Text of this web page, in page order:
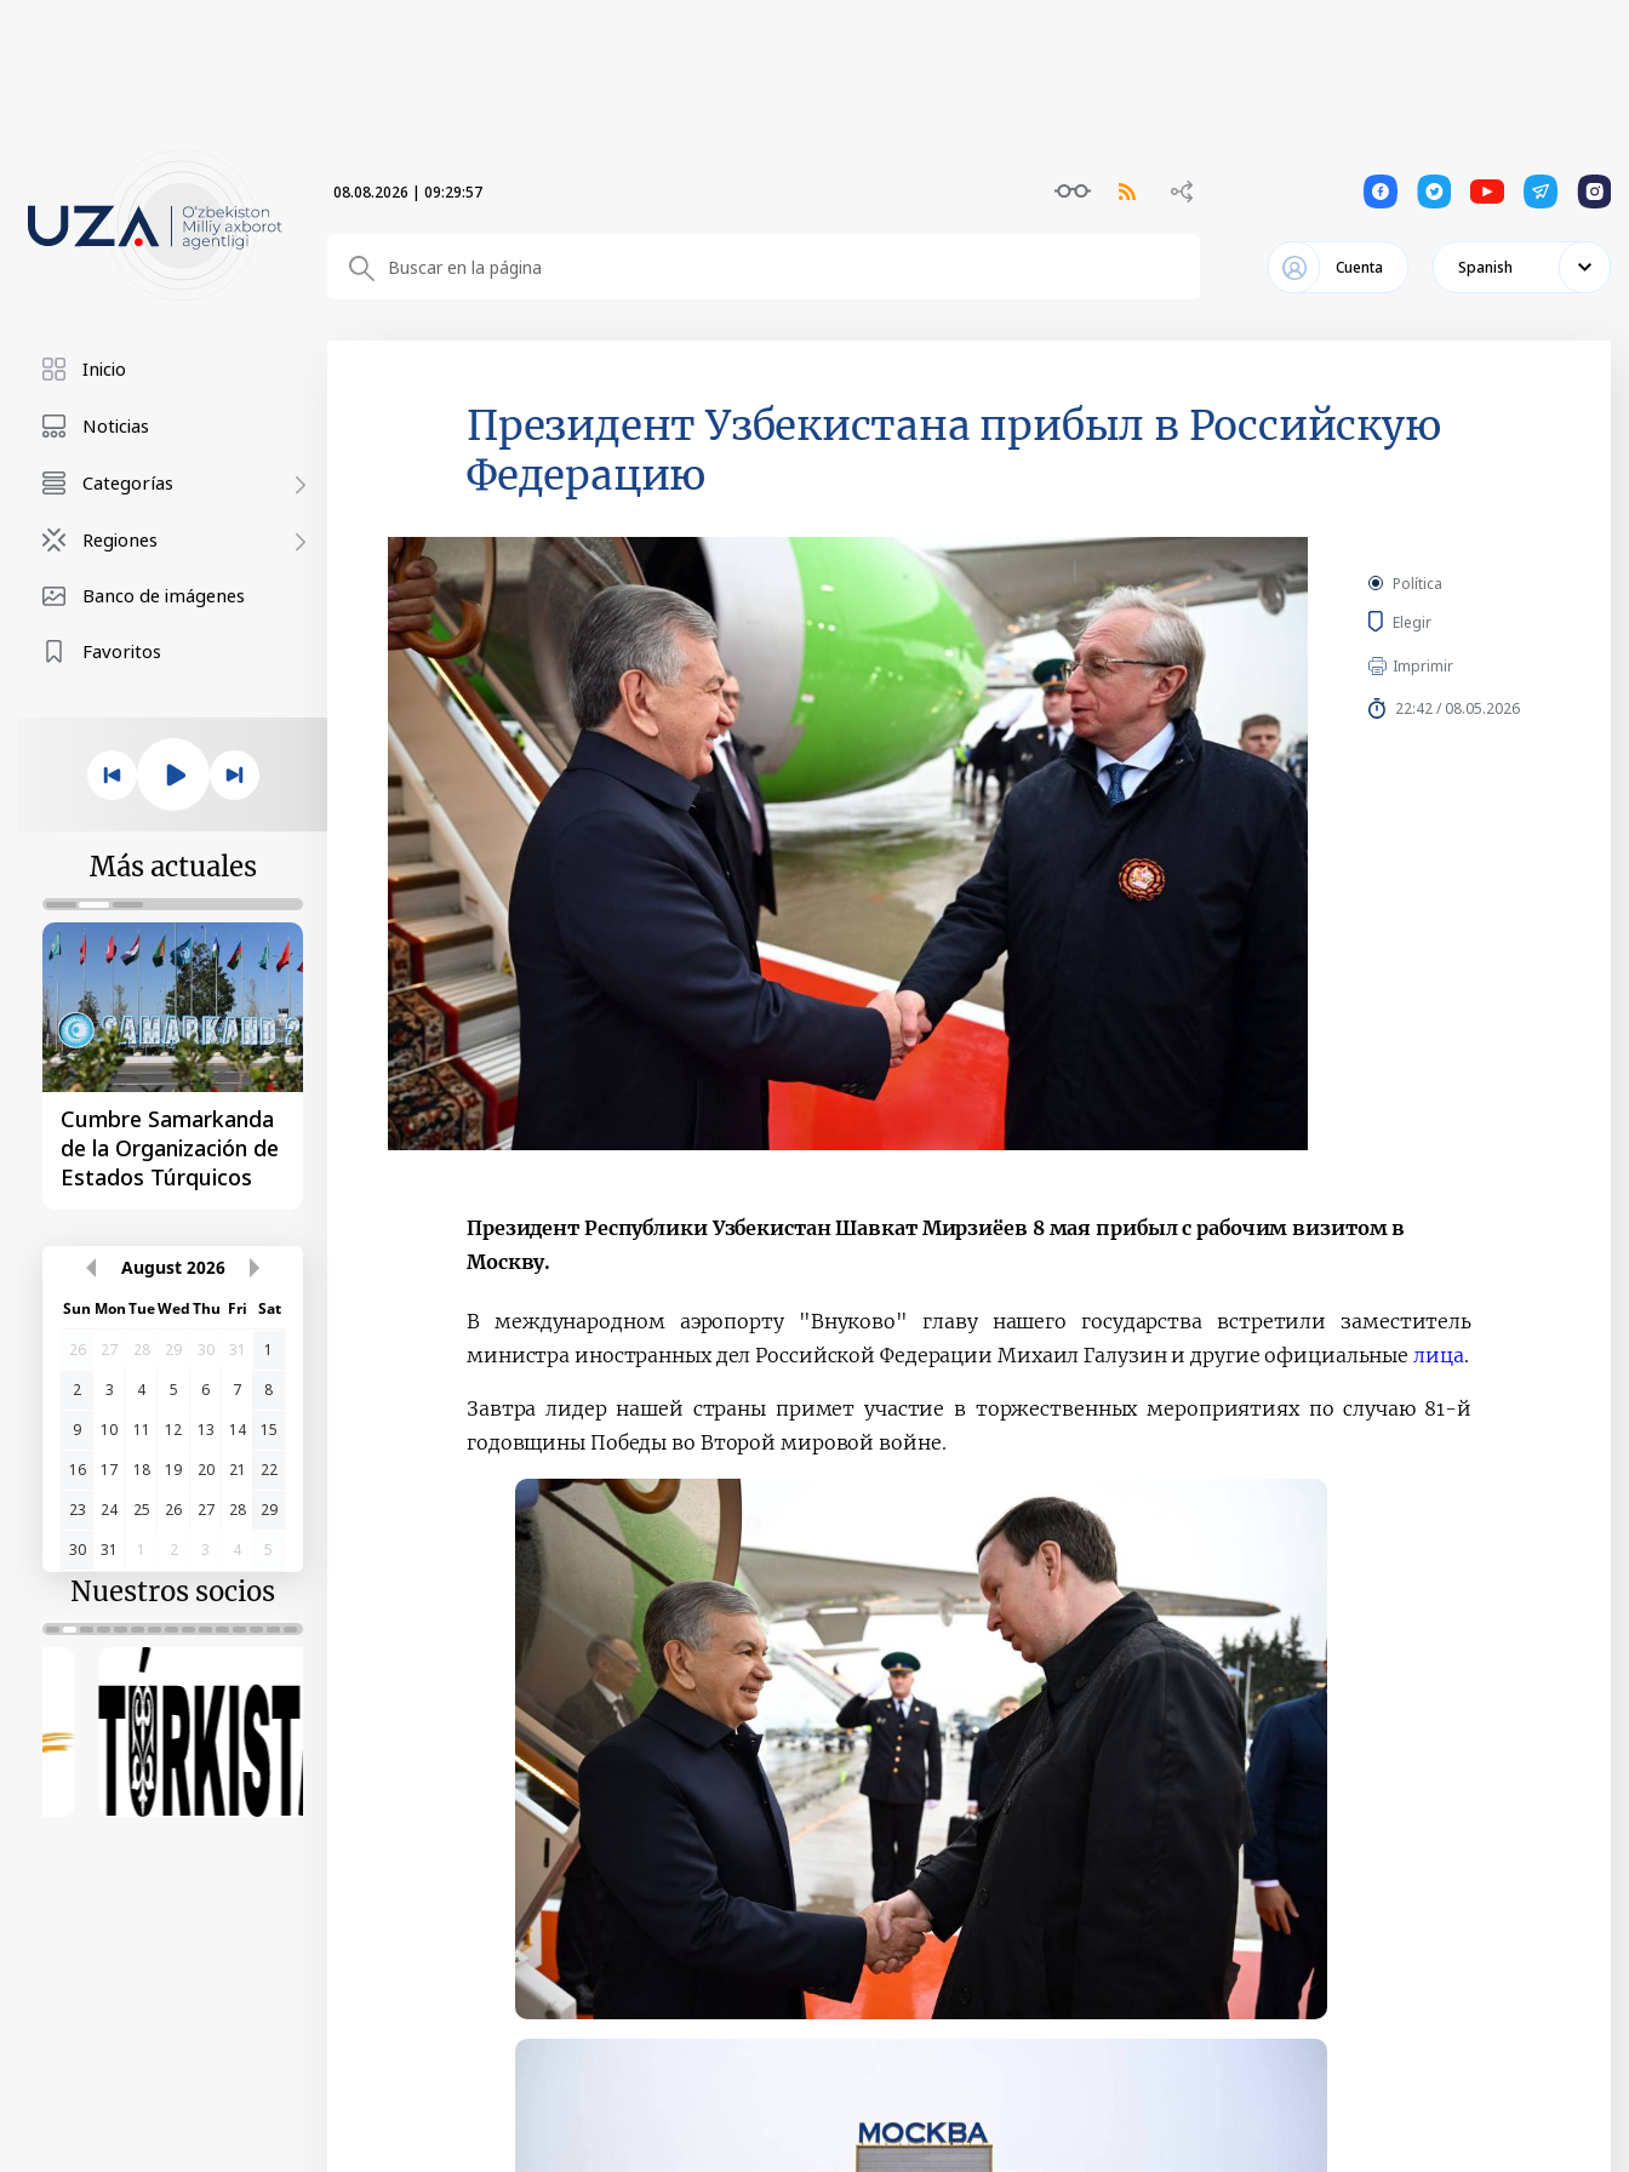
08.08.2026 | 09:29:58 1 1 1 1 1
Cuenta Spanish
Inicio
Noticias
Categorías
Regiones
Banco de imágenes
Favoritos
Más actuales
Cumbre Samarkanda
de la Organización de
Estados Túrquicos
La primera Cumbre
"Asia Central - China"
August 2026
Sun MonTueWedThu Fri Sat
26
27 28 29 30 31
1
2
3 4 5 6 7
8
9
10 11 12 13 14
15
16
17 18 19 20 21
22
23
24 25 26 27 28
29
30
31 1 2 3 4 5
Nuestros socios
Президент Узбекистана прибыл в Российскую
Федерацию
Política
Elegir
Imprimir
22:42 / 08.05.2026
Президент Республики Узбекистан Шавкат Мирзиёев 8 мая прибыл с рабочим визитом в
Москву.
В международном аэропорту "Внуково" главу нашего государства встретили заместитель
министра иностранных дел Российской Федерации Михаил Галузин и другие официальные лица.
Завтра лидер нашей страны примет участие в торжественных мероприятиях по случаю 81-й
годовщины Победы во Второй мировой войне.